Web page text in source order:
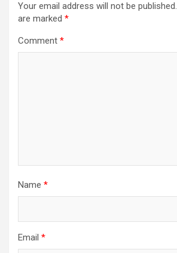
Your email address will not be published.
are marked *
Comment *
Name *
Email *